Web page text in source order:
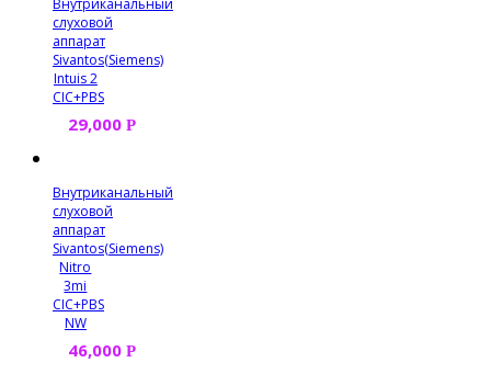
Внутриканальный
слуховой
аппарат
Sivantos(Siemens)
Intuis 2
CIC+PBS
29,000 Р
Внутриканальный
слуховой
аппарат
Sivantos(Siemens)
Nitro
3mi
CIC+PBS
NW
46,000 Р